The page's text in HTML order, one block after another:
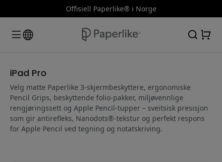
Offisiell Paperlike® i Norge
iPad Pro
Velg matte Paperlike 3-skjermbeskyttere, ergonomiske
Pencil Grips, beskyttende folio-pakker, miljøvennlige
rengjøringssett og Apple Pencil-tupper – sveitsisk presisjon
som gir antirefleks, Nanodots®-tekstur og perfekt respons
for Apple Pencil ved tegning og notatskriving.